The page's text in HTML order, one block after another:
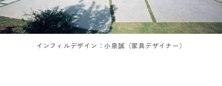
インフィルデザイン：小泉誠（家具デザイナー）